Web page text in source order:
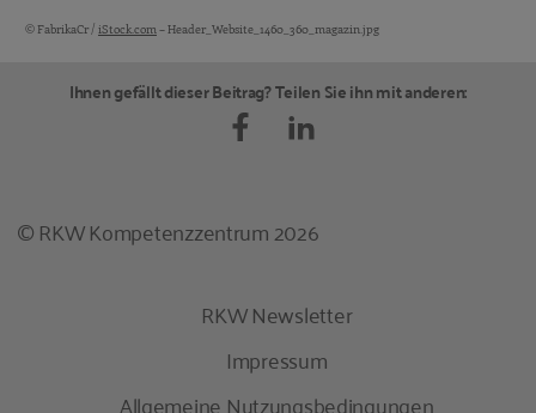
Bildquellen und Copyright-Hinweise
© FabrikaCr / iStock.com – Header_Website_1460_360_magazin.jpg
Ihnen gefällt dieser Beitrag? Teilen Sie ihn mit anderen:
© RKW Kompetenzzentrum 2026
RKW Newsletter
Impressum
Allgemeine Nutzungsbedingungen